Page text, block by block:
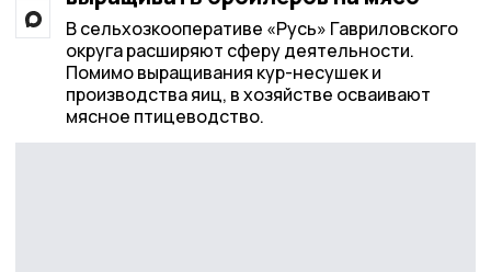
В сельхозкооперативе «Русь» Гавриловского
округа расширяют сферу деятельности.
Помимо выращивания кур-несушек и
производства яиц, в хозяйстве осваивают
мясное птицеводство.